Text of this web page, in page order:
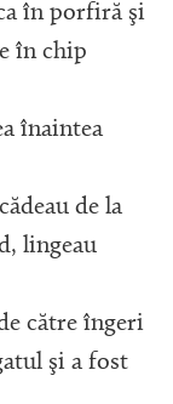
în porfiră şi
în chip
înaintea
de la
lingeau
către îngeri
şi a fost